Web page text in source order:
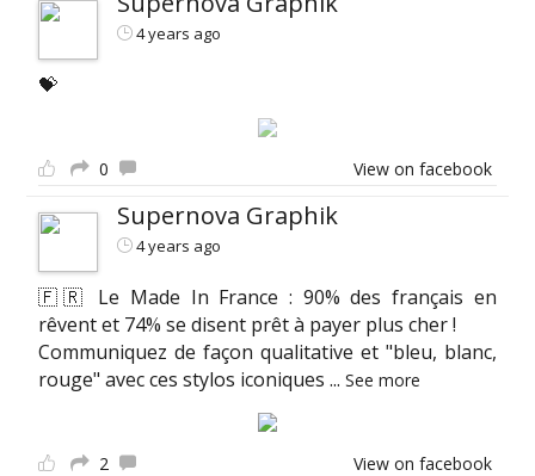
4 years ago
💝
0 View on facebook
Supernova Graphik
4 years ago
🇫🇷 Le Made In France : 90% des français en
rêvent et 74% se disent prêt à payer plus cher !
Communiquez de façon qualitative et "bleu, blanc,
rouge" avec ces stylos iconiques...See more
2 View on facebook